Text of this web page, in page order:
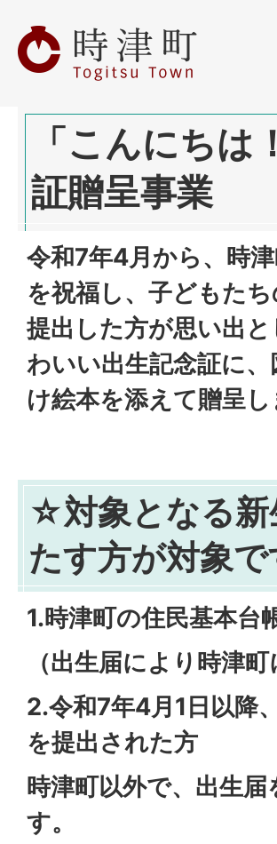
「こんにち
証贈呈事業
令和7年4月から、時
を祝福し、子どもた
提出した方が思い出
わいい出生記念証に
け絵本を添えて贈呈し
☆対象となる新
たす方が対象で
1.時津町の住民基本台
（出生届により時津
2.令和7年4月1日以降
を提出された方
時津町以外で、出生
す。